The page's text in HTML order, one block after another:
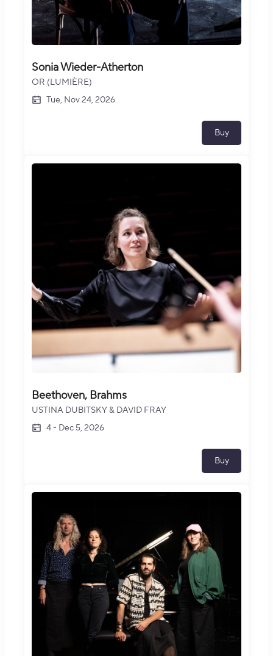
Sonia Wieder-Atherton
OR (LUMIÈRE)
Tue, Nov 24, 2026
Buy
Beethoven, Brahms
USTINA DUBITSKY & DAVID FRAY
4- Dec 5, 2026
Buy